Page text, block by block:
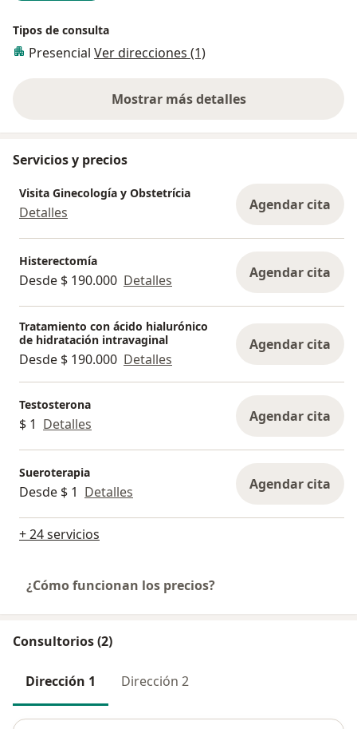
Tipos de consulta
Presencial Ver direcciones (1)
Mostrar más detalles
sobre la experiencia
Servicios y precios
Visita Ginecología y Obstetrícia
Detalles Agendar cita
Histerectomía
Desde $ 190.000 Detalles Agendar cita
Tratamiento con ácido hialurónico
de hidratación intravaginal
Desde $ 190.000 Detalles
Agendar cita
Testosterona
$ 1 Detalles Agendar cita
Sueroterapia
Desde $ 1 Detalles Agendar cita
+ 24 servicios
¿Cómo funcionan los precios?
Consultorios (2)
Dirección 1 Dirección 2